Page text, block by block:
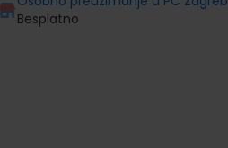
Besplatno